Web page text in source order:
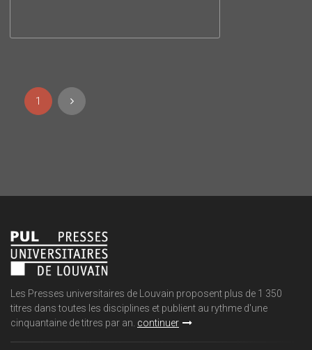
1
Les Presses universitaires de Louvain proposent plus de 1 350
titres dans toutes les disciplines et publient au rythme d'une
cinquantaine de titres par an. continuer